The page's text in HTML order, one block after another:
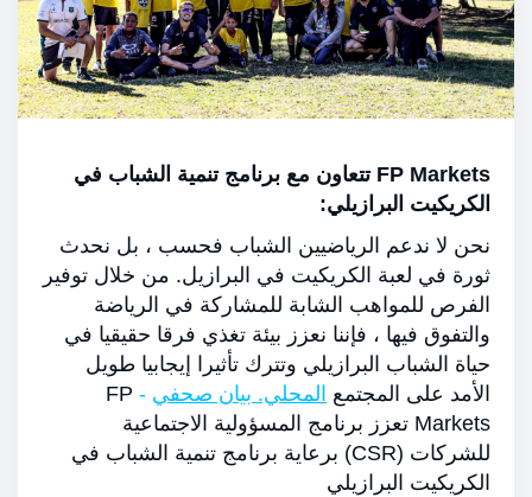
FP Markets تتعاون مع برنامج تنمية الشباب في
الكريكيت البرازيلي:
نحن لا ندعم الرياضيين الشباب فحسب ، بل نحدث
ثورة في لعبة الكريكيت في البرازيل. من خلال توفير
الفرص للمواهب الشابة للمشاركة في الرياضة
والتفوق فيها ، فإننا نعزز بيئة تغذي فرقا حقيقيا في
حياة الشباب البرازيلي وتترك تأثيرا إيجابيا طويل
الأمد على المجتمع المحلي. بيان صحفي -
FP
Markets تعزز برنامج المسؤولية الاجتماعية
للشركات (CSR) برعاية برنامج تنمية الشباب في
الكريكيت البرازيلي